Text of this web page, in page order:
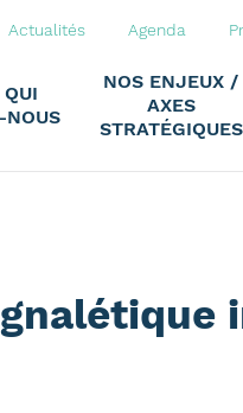
Actualités Agenda
NOUS
NOS ENJEUX /
AXES
STRATÉGIQUES